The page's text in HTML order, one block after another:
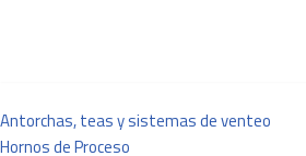
contenido
Antorchas, teas y sistemas de venteo
Hornos de Proceso